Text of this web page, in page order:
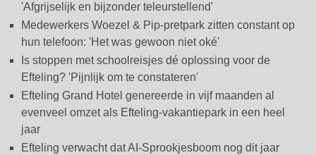
'Afgrijselijk en bijzonder teleurstellend'
Medewerkers Woezel & Pip-pretpark zitten constant op
hun telefoon: 'Het was gewoon niet oké'
Is stoppen met schoolreisjes dé oplossing voor de
Efteling? 'Pijnlijk om te constateren'
Efteling Grand Hotel genereerde in vijf maanden al
evenveel omzet als Efteling-vakantiepark in een heel
jaar
Efteling verwacht dat AI-Sprookjesboom nog dit jaar